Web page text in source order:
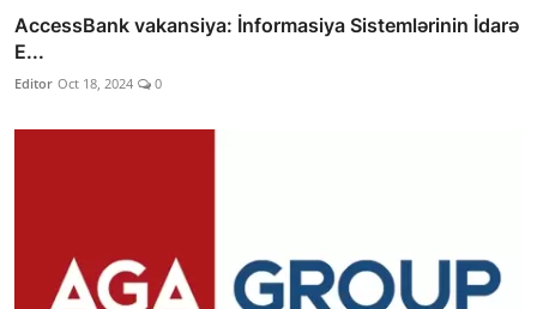
AccessBank vakansiya: İnformasiya Sistemlərinin İdarə
E...
Editor Oct 18, 2024 0